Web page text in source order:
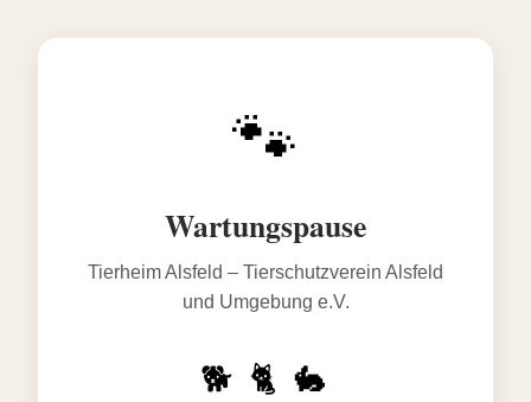
🐾
Wartungspause
Tierheim Alsfeld – Tierschutzverein Alsfeld
und Umgebung e.V.
🐕 🐈 🐇